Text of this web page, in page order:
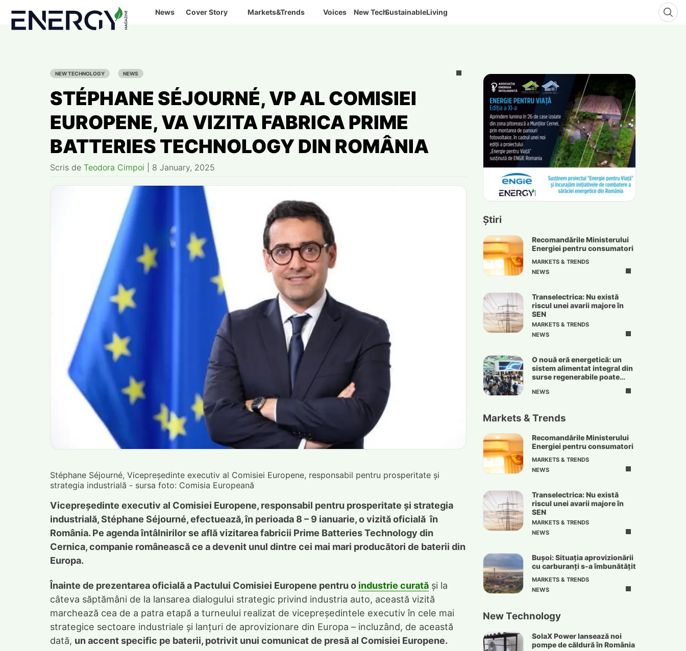
content
News Cover Story Markets&Trends Voices New TechSustainableLiving
NEW TECHNOLOGY NEWS
STÉPHANE SÉJOURNÉ, VP AL COMISIEI
EUROPENE, VA VIZITA FABRICA PRIME
BATTERIES TECHNOLOGY DIN ROMÂNIA
Scris de Teodora Cimpoi 8 January, 2025
Stéphane Séjourné, Vicepreședinte executiv al Comisiei Europene, responsabil pentru prosperitate și
strategia industrială - sursa foto: Comisia Europeană
Vicepreședinte executiv al Comisiei Europene, responsabil pentru prosperitate și strategia
industrială, Stéphane Séjourné, efectuează, în perioada 8 – 9 ianuarie, o vizită oficială în
România. Pe agenda întâlnirilor se află vizitarea fabricii Prime Batteries Technology din
Cernica, companie românească ce a devenit unul dintre cei mai mari producători de baterii din
Europa.
Înainte de prezentarea oficială a Pactului Comisiei Europene pentru o industrie curată și la
câteva săptămâni de la lansarea dialogului strategic privind industria auto, această vizită
marchează cea de a patra etapă a turneului realizat de vicepreședintele executiv în cele mai
strategice sectoare industriale și lanțuri de aprovizionare din Europa – incluzând, de această
dată, un accent specific pe baterii, potrivit unui comunicat de presă al Comisiei Europene.
Știri
Recomandările Ministerului
Energiei pentru consumatori
MARKETS & TRENDS
NEWS
Transelectrica: Nu există
riscul unei avarii majore în
SEN
MARKETS & TRENDS
NEWS
O nouă eră energetică: un
sistem alimentat integral din
surse regenerabile poate
NEWS
Markets & Trends
Recomandările Ministerului
Energiei pentru consumatori
MARKETS & TRENDS
NEWS
Transelectrica: Nu există
riscul unei avarii majore în
SEN
MARKETS & TRENDS
NEWS
Bușoi: Situația aprovizionării
cu carburanți s-a îmbunătățit
MARKETS & TRENDS
NEWS
New Technology
SolaX Power lansează noi
pompe de căldură în România